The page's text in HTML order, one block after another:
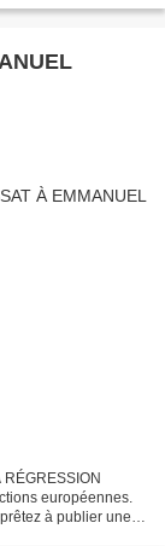
européennes.
à publier une